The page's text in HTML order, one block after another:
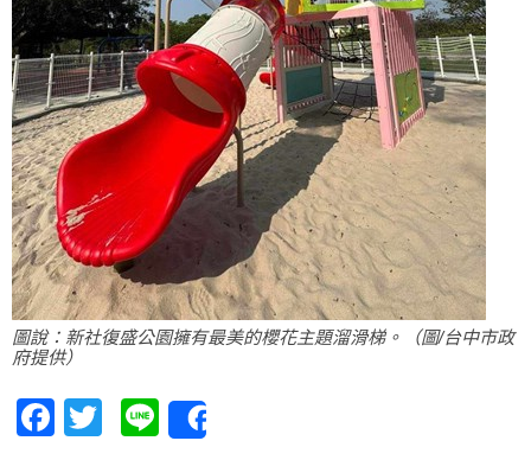
圖說：新社復盛公園擁有最美的櫻花主題溜滑梯。（圖/台中市政
府提供）
Facebook
Twitter
Line